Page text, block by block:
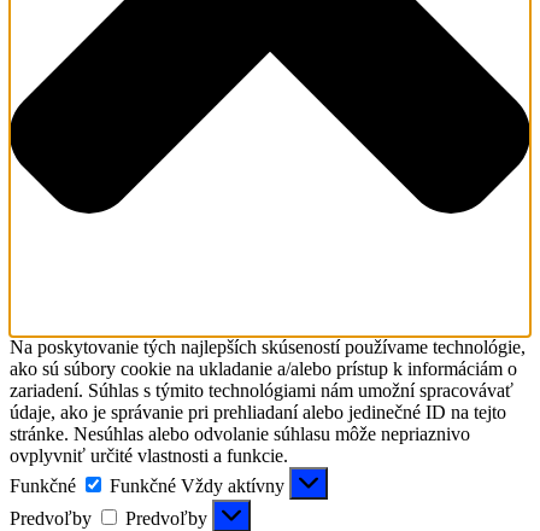
Na poskytovanie tých najlepších skúseností používame technológie,
ako sú súbory cookie na ukladanie a/alebo prístup k informáciám o
zariadení. Súhlas s týmito technológiami nám umožní spracovávať
údaje, ako je správanie pri prehliadaní alebo jedinečné ID na tejto
stránke. Nesúhlas alebo odvolanie súhlasu môže nepriaznivo
ovplyvniť určité vlastnosti a funkcie.
Funkčné
Funkčné Vždy aktívny
Predvoľby
Predvoľby